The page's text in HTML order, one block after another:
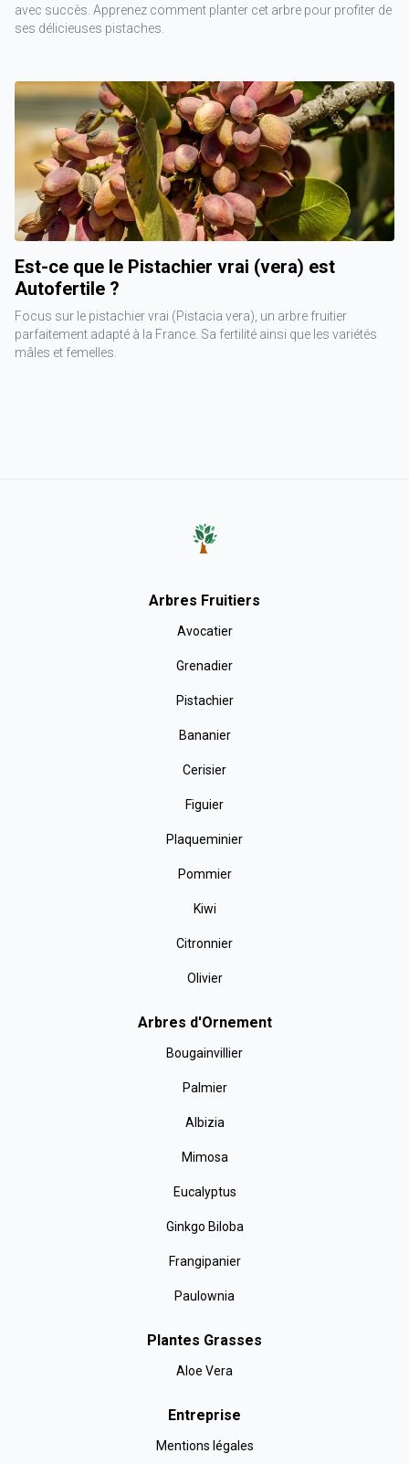
avec succès. Apprenez comment planter cet arbre pour profiter de
ses délicieuses pistaches.
Est-ce que le Pistachier vrai (vera) est
Autofertile ?
Focus sur le pistachier vrai (Pistacia vera), un arbre fruitier
parfaitement adapté à la France. Sa fertilité ainsi que les variétés
mâles et femelles.
Arbres Fruitiers
Avocatier
Grenadier
Pistachier
Bananier
Cerisier
Figuier
Plaqueminier
Pommier
Kiwi
Citronnier
Olivier
Arbres d'Ornement
Bougainvillier
Palmier
Albizia
Mimosa
Eucalyptus
Ginkgo Biloba
Frangipanier
Paulownia
Plantes Grasses
Aloe Vera
Entreprise
Mentions légales